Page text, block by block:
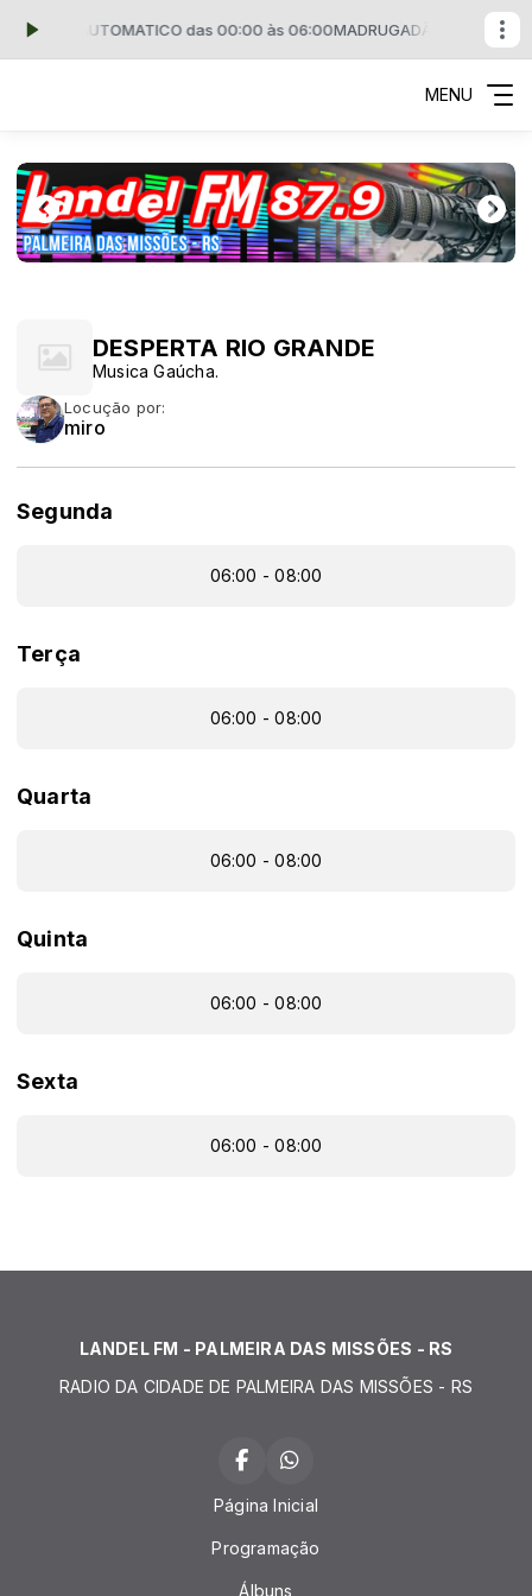
PILOTO AUTOMATICO das 00:00 às 06:00MADRUGADÃO LANDEL
MENU
DESPERTA RIO GRANDE
Musica Gaúcha.
Locução por:
miro
Segunda
06:00 - 08:00
Terça
06:00 - 08:00
Quarta
06:00 - 08:00
Quinta
06:00 - 08:00
Sexta
06:00 - 08:00
LANDEL FM - PALMEIRA DAS MISSÕES - RS
RADIO DA CIDADE DE PALMEIRA DAS MISSÕES - RS
Página Inicial
Programação
Álbuns